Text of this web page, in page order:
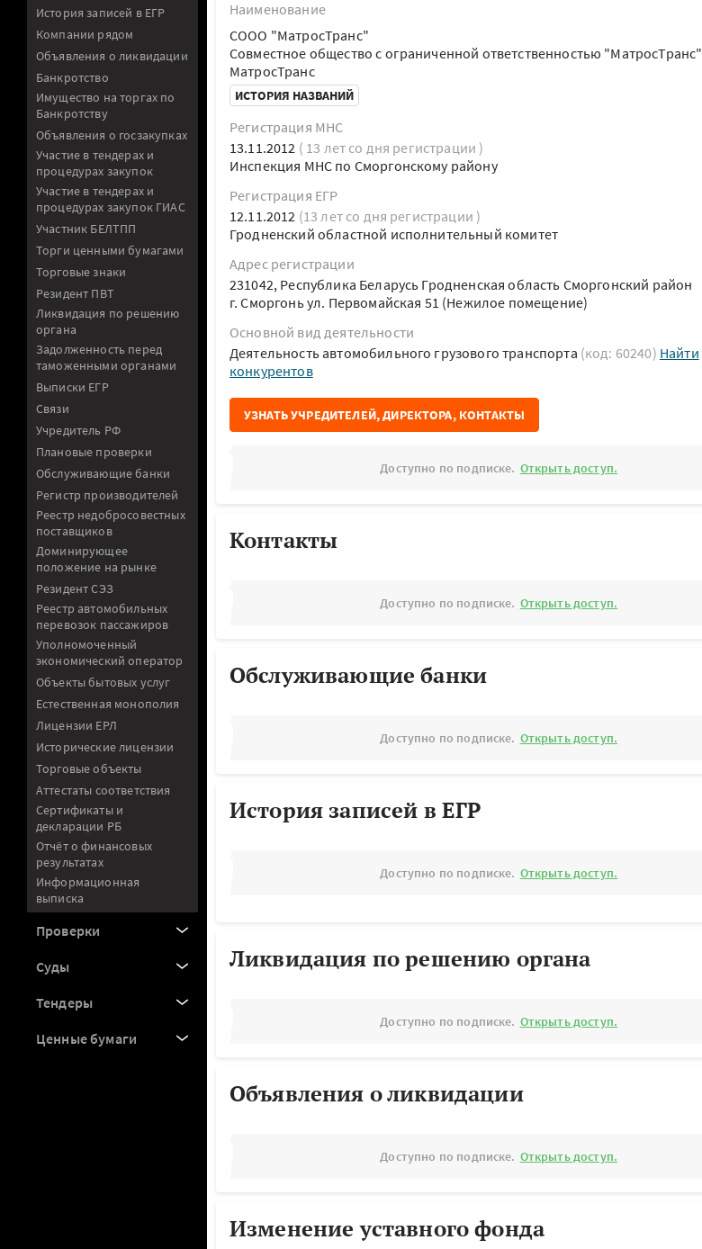
История записей в ЕГР
Компании рядом
Объявления о ликвидации
Банкротство
Имущество на торгах по
Банкротству
Объявления о госзакупках
Участие в тендерах и
процедурах закупок
Участие в тендерах и
процедурах закупок ГИАС
Участник БЕЛТПП
Торги ценными бумагами
Торговые знаки
Резидент ПВТ
Ликвидация по решению
органа
Задолженность перед
таможенными органами
Выписки ЕГР
Связи
Учредитель РФ
Плановые проверки
Обслуживающие банки
Регистр производителей
Реестр недобросовестных
поставщиков
Доминирующее
положение на рынке
Резидент СЭЗ
Реестр автомобильных
перевозок пассажиров
Уполномоченный
экономический оператор
Объекты бытовых услуг
Естественная монополия
Лицензии ЕРЛ
Исторические лицензии
Торговые объекты
Аттестаты соответствия
Сертификаты и
декларации РБ
Отчёт о финансовых
результатах
Информационная
выписка
Проверки
Суды
Тендеры
Ценные бумаги
Наименование
СООО "МатросТранс"
Совместное общество с ограниченной ответственностью "МатросТранс"
МатросТранс
ИСТОРИЯ НАЗВАНИЙ
Регистрация МНС
13.11.2012 ( 13 лет со дня регистрации )
Инспекция МНС по Сморгонскому району
Регистрация ЕГР
12.11.2012 (13 лет со дня регистрации )
Гродненский областной исполнительный комитет
Адрес регистрации
231042, Республика Беларусь Гродненская область Сморгонский район
г. Сморгонь ул. Первомайская 51 (Нежилое помещение)
Основной вид деятельности
Деятельность автомобильного грузового транспорта (код: 60240) Найти
конкурентов
УЗНАТЬ УЧРЕДИТЕЛЕЙ, ДИРЕКТОРА, КОНТАКТЫ
Доступно по подписке. Открыть доступ.
Контакты
Доступно по подписке. Открыть доступ.
Обслуживающие банки
Доступно по подписке. Открыть доступ.
История записей в ЕГР
Доступно по подписке. Открыть доступ.
Ликвидация по решению органа
Доступно по подписке. Открыть доступ.
Объявления о ликвидации
Доступно по подписке. Открыть доступ.
Изменение уставного фонда